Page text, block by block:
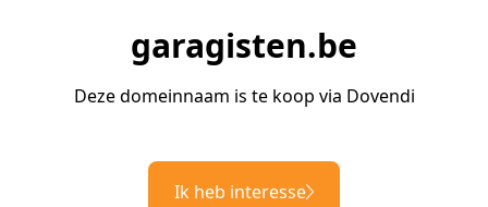
garagisten.be
Deze domeinnaam is te koop via Dovendi
Ik heb interesse